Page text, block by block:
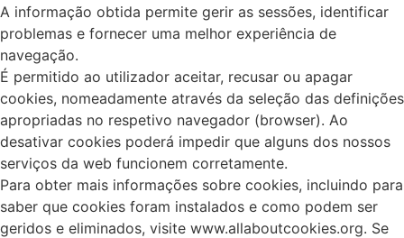
A informação obtida permite gerir as sessões, identificar
problemas e fornecer uma melhor experiência de
navegação.
É permitido ao utilizador aceitar, recusar ou apagar
cookies, nomeadamente através da seleção das definições
apropriadas no respetivo navegador (browser). Ao
desativar cookies poderá impedir que alguns dos nossos
serviços da web funcionem corretamente.
Para obter mais informações sobre cookies, incluindo para
saber que cookies foram instalados e como podem ser
geridos e eliminados, visite www.allaboutcookies.org. Se